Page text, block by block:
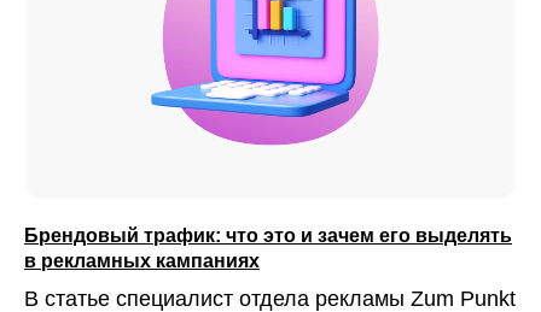
Брендовый трафик: что это и зачем его выделять
в рекламных кампаниях
В статье специалист отдела рекламы Zum Punkt